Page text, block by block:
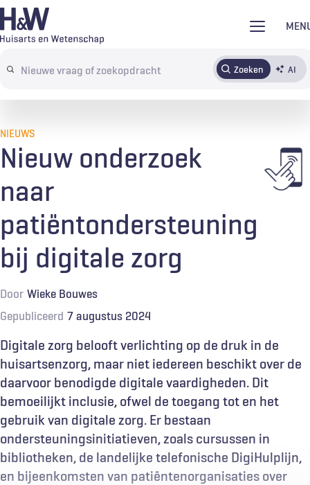
Overslaan
en
de Search
terms
Zoeken AI
AbonnerenTijdschrift Inloggen
NIEUWS
Nieuw onderzoek
naar
patiëntondersteuning
bij digitale zorg
Door Wieke Bouwes
Gepubliceerd 7 augustus 2024
Digitale zorg belooft verlichting op de druk in de
huisartsen­zorg, maar niet iedereen beschikt over de
daarvoor benodigde digitale vaardigheden. Dit
bemoeilijkt inclusie, ofwel de toegang tot en het
gebruik van digitale zorg. Er bestaan
ondersteuningsinitiatieven, zoals cursussen in
bibliotheken, de landelijke telefonische DigiHulplijn,
en bijeenkomsten van patiëntenorganisaties over